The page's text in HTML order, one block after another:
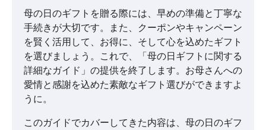
母の日のギフトを贈る際には、早めの準備と丁寧な
手続きが大切です。また、クーポンやキャンペーン
を賢く活用して、お得に、そして心を込めたギフト
を選びましょう。これで、「母の日ギフトに関する
詳細なガイド」の提供を終了します。お母さんへの
愛情と感謝を込めた素敵なギフト選びができますよ
うに。
このガイドでカバーしてきた内容は、母の日のギフ